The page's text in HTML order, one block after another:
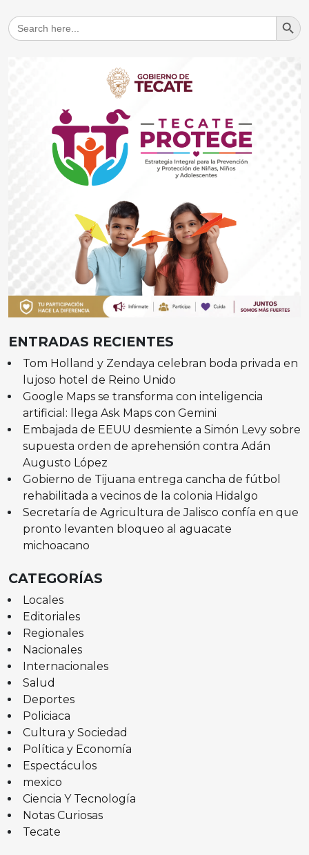
Search
for:
Search
ENTRADAS RECIENTES
Tom Holland y Zendaya celebran boda privada en
lujoso hotel de Reino Unido
Google Maps se transforma con inteligencia
artificial: llega Ask Maps con Gemini
Embajada de EEUU desmiente a Simón Levy sobre
supuesta orden de aprehensión contra Adán
Augusto López
Gobierno de Tijuana entrega cancha de fútbol
rehabilitada a vecinos de la colonia Hidalgo
Secretaría de Agricultura de Jalisco confía en que
pronto levanten bloqueo al aguacate
michoacano
CATEGORÍAS
Locales
Editoriales
Regionales
Nacionales
Internacionales
Salud
Deportes
Policiaca
Cultura y Sociedad
Política y Economía
Espectáculos
mexico
Ciencia Y Tecnología
Notas Curiosas
Tecate